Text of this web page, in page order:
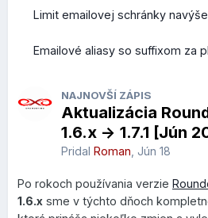
Limit emailovej schránky
Emailové aliasy so suffixom za
NAJNOVŠÍ ZÁPIS
Aktualizácia
1.6.x -> 1.7.1 [Jún
Pridal Roman Jún 18
Po rokoch používania verzie
1.6.x sme v týchto dňoch